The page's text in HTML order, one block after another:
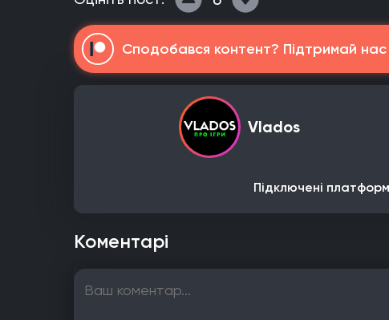
Сподобався контент? Підтримай
Vlados
Підключені
Коментарі